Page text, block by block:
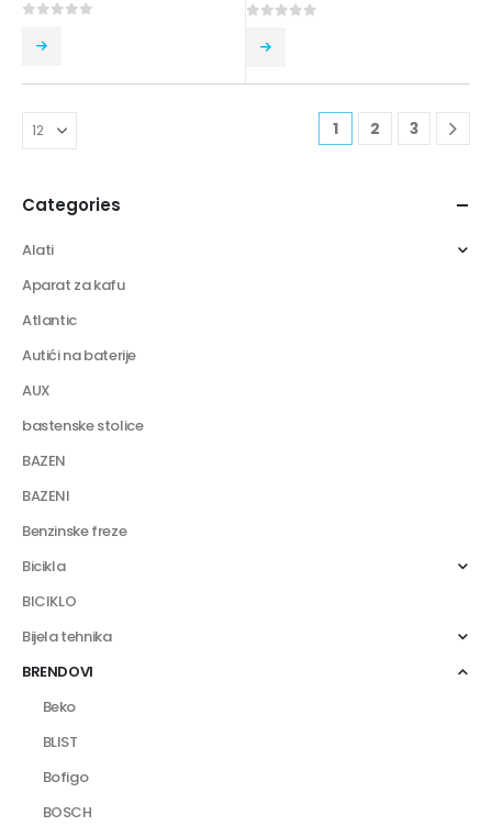
1 2 3
Categories
Alati
Aparat za kafu
Atlantic
Autići na baterije
AUX
bastenske stolice
BAZEN
BAZENI
Benzinske freze
Bicikla
BICIKLO
Bijela tehnika
BRENDOVI
Beko
BLIST
Bofigo
BOSCH